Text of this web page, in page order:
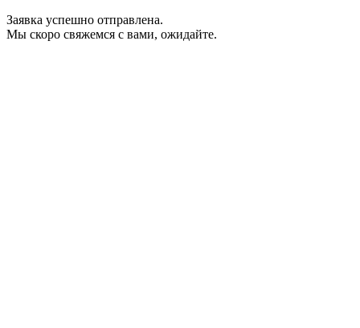
Заявка успешно отправлена.
Мы скоро свяжемся с вами, ожидайте.